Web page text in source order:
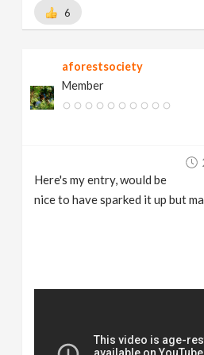
6
aforestsociety
Member
Here's my entry, would be
nice to have sparked it up but